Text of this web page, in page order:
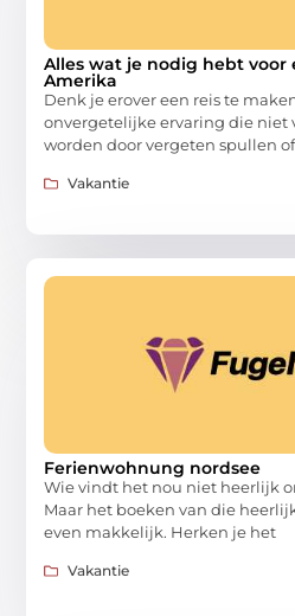
Alles wat je nodig hebt voor
Amerika
Denk je erover een reis te
onvergetelijke ervaring die niet
worden door vergeten spullen
Vakantie
Ferienwohnung nordsee
Wie vindt het nou niet heerlijk
Maar het boeken van die
even makkelijk. Herken je het
Vakantie